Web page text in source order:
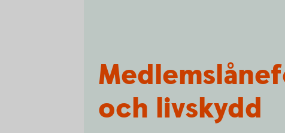
och livskydd